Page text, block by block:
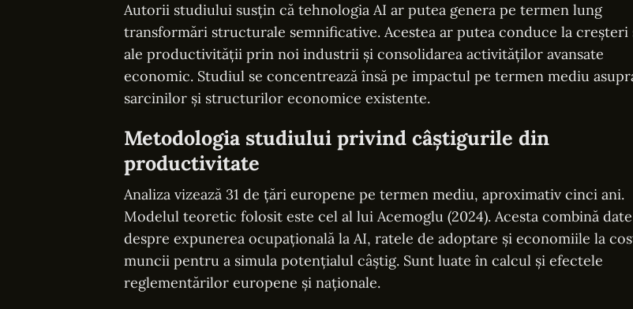
Autorii studiului susțin că tehnologia AI ar putea genera pe termen lung
transformări structurale semnificative. Acestea ar putea conduce la creșteri
ale productivității prin noi industrii și consolidarea activităților avansate
economic. Studiul se concentrează însă pe impactul pe termen mediu
sarcinilor și structurilor economice existente.
Metodologia studiului privind câștigurile din
productivitate
Analiza vizează 31 de țări europene pe termen mediu, aproximativ cinci ani.
Modelul teoretic folosit este cel al lui Acemoglu (2024). Acesta combină date
despre expunerea ocupațională la AI, ratele de adoptare și economiile la
muncii pentru a simula potențialul câștig. Sunt luate în calcul și efectele
reglementărilor europene și naționale.